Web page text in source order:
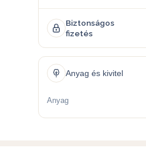
Biztonságos
fizetés
Anyag és kivitel
Anyag